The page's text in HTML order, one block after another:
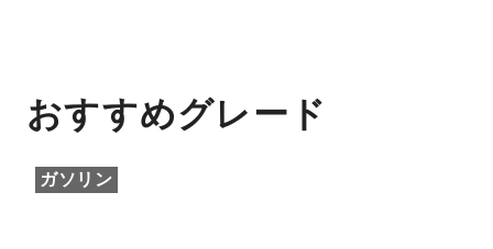
おすすめグレード
ガソリン